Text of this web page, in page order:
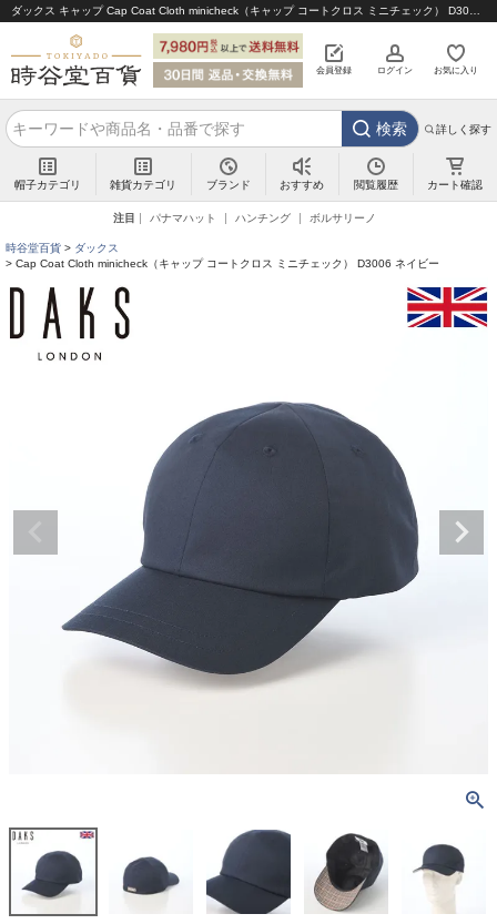
会員登録 ログイン お気に入り
検索 詳しく探す
帽子カテゴリ 雑貨カテゴリ ブランド おすすめ 閲覧履歴 カート確認
注目 パナマハット ハンチング ボルサリーノ
時谷堂百貨
ダックス
Cap Coat Cloth minicheck（キャップ コートクロス ミニチェック） D3006 ネイビー